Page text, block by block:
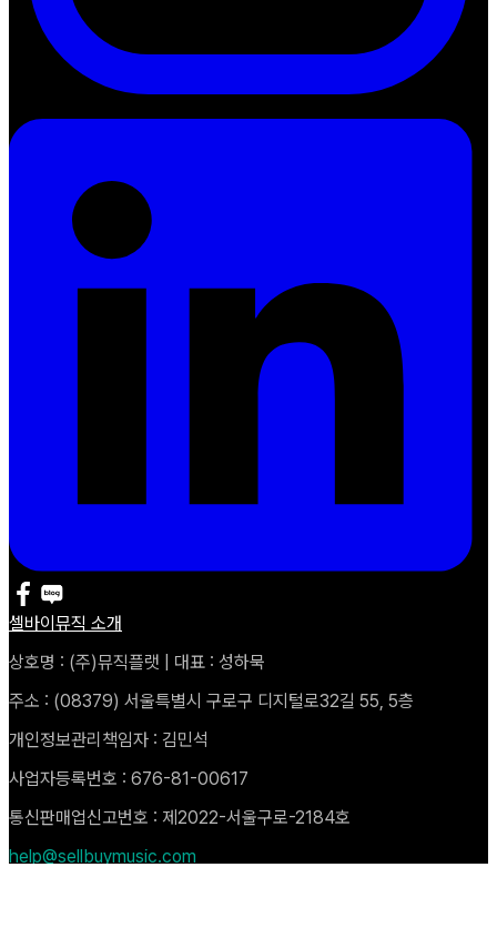
셀바이뮤직 소개
상호명 : (주)뮤직플랫 | 대표 : 성하묵
주소 : (08379) 서울특별시 구로구 디지털로32길 55, 5층
개인정보관리책임자 : 김민석
사업자등록번호 : 676-81-00617
통신판매업신고번호 : 제2022-서울구로-2184호
help@sellbuymusic.com